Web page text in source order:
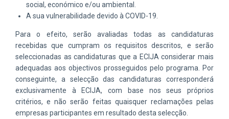
social, económico e/ou ambiental.
A sua vulnerabilidade devido à COVID-19.
Para o efeito, serão avaliadas todas as candidaturas
recebidas que cumpram os requisitos descritos, e serão
seleccionadas as candidaturas que a ECIJA considerar mais
adequadas aos objectivos prosseguidos pelo programa. Por
conseguinte, a selecção das candidaturas corresponderá
exclusivamente à ECIJA, com base nos seus próprios
critérios, e não serão feitas quaisquer reclamações pelas
empresas participantes em resultado desta selecção.